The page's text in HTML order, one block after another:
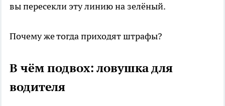
вы пересекли эту линию на зелёный.
Почему же тогда приходят штрафы?
В чём подвох: ловушка для
водителя